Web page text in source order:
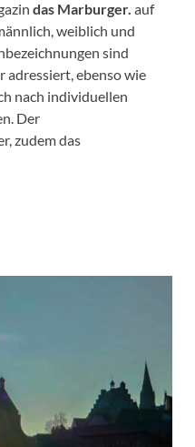
das Marburger. auf
weiblich und
sind
adressiert, ebenso wie
nach individuellen
Der
zudem das